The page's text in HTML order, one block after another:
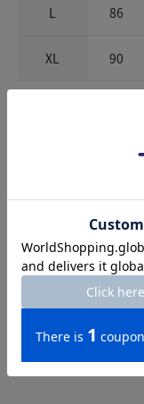
L 86
XL 90
チャット相談を
Check the
Try this